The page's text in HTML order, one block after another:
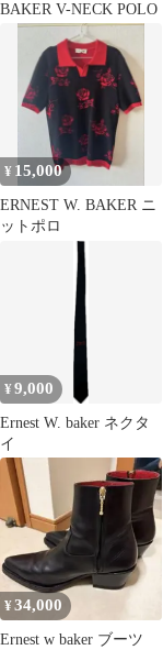
BAKER V-NECK POLO
¥ 15,000
ERNEST W. BAKER ニ
ットポロ
¥9,000
Ernest W. baker ネクタ
イ
¥34,000
Ernest w baker ブーツ